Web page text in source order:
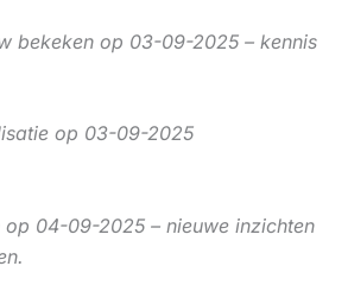
bekeken op 03-09-2025 – kennis
op 03-09-2025
op 04-09-2025 – nieuwe inzichten